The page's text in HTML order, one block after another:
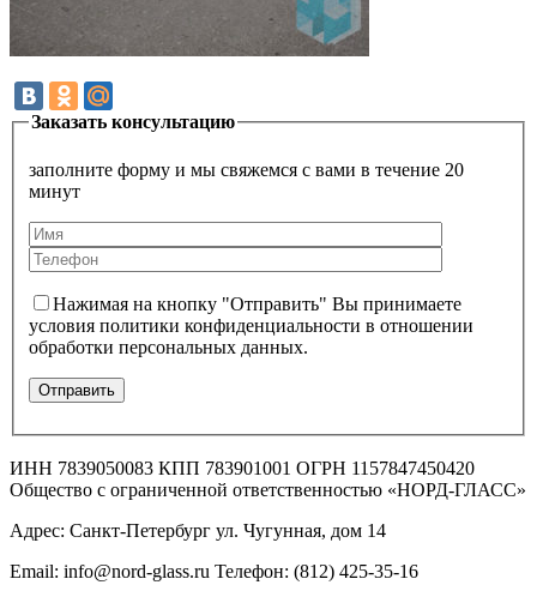
Заказать консультацию
заполните форму и мы свяжемся с вами в течение 20
минут
Нажимая на кнопку "Отправить" Вы принимаете
условия политики конфиденциальности в отношении
обработки персональных данных.
ИНН 7839050083 КПП 783901001 ОГРН 1157847450420
Общество с ограниченной ответственностью «НОРД-ГЛАСС»
Адрес: Санкт-Петербург ул. Чугунная, дом 14
Email: info@nord-glass.ru Телефон: (812) 425-35-16